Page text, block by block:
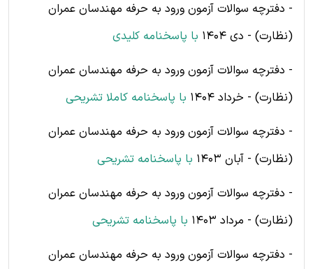
- دفترچه سوالات آزمون ورود به حرفه مهندسان عمران
(نظارت) - دی 1404
با پاسخنامه کلیدی
- دفترچه سوالات آزمون ورود به حرفه مهندسان عمران
(نظارت) - خرداد 1404
با پاسخنامه کاملا تشریحی
- دفترچه سوالات آزمون ورود به حرفه مهندسان عمران
(نظارت) - آبان 1403
با پاسخنامه تشریحی
- دفترچه سوالات آزمون ورود به حرفه مهندسان عمران
(نظارت) - مرداد 1403
با پاسخنامه تشریحی
- دفترچه سوالات آزمون ورود به حرفه مهندسان عمران